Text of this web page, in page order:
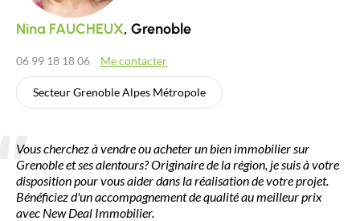
Nina FAUCHEUX, Grenoble
06 99 18 18 06 Me contacter
Secteur Grenoble Alpes Métropole
Vous cherchez à vendre ou acheter un bien immobilier sur
Grenoble et ses alentours? Originaire de la région, je suis à votre
disposition pour vous aider dans la réalisation de votre projet.
Bénéficiez d'un accompagnement de qualité au meilleur prix
avec New Deal Immobilier.